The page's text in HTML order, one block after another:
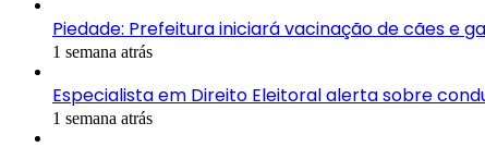
Piedade: Prefeitura iniciará vacinação de cães e
1 semana atrás
Especialista em Direito Eleitoral alerta sobre
1 semana atrás